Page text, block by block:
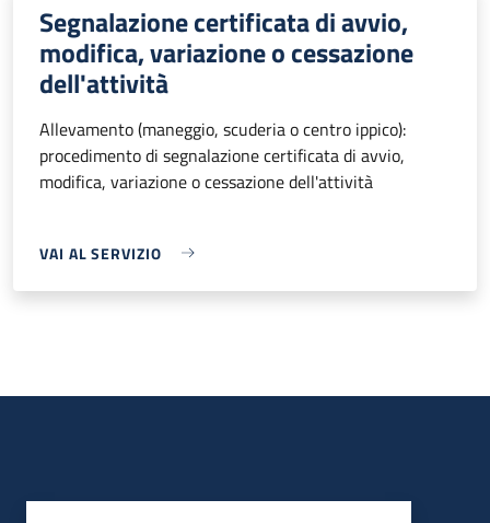
Segnalazione certificata di avvio,
modifica, variazione o cessazione
dell'attività
Allevamento (maneggio, scuderia o centro ippico):
procedimento di segnalazione certificata di avvio,
modifica, variazione o cessazione dell'attività
VAI AL SERVIZIO